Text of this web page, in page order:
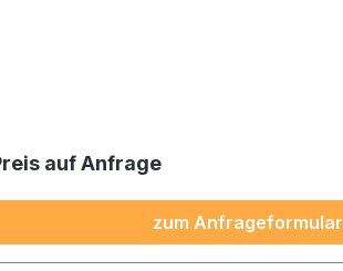
auf Anfrage
zum Anfrageformular